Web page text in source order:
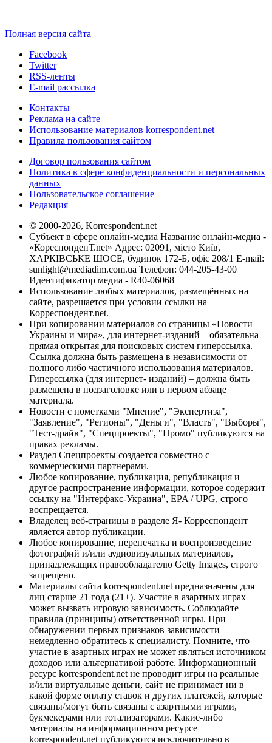
Полная версия сайта
Facebook
Twitter
RSS-ленты
E-mail рассылка
Контакты
Реклама на сайте
Использование материалов korrespondent.net
Правила пользования сайтом
Договор пользования сайтом
Политика в сфере конфиденциальности и персональных
данных
Пользовательское соглашение
Редакция
© 2000-2026, Korrespondent.net
Субъект в сфере онлайн-медиа Название онлайн-медиа -
«КореспонденТ.net» Адрес: 02091, місто Київ,
ХАРКІВСЬКЕ ШОСЕ, будинок 172-Б, офіс 208/1 E-mail:
sunlight@mediadim.com.ua Телефон: 044-205-43-00
Идентификатор медиа - R40-06068
Использование любых материалов, размещённых на
сайте, разрешается при условии ссылки на
Корреспондент.net.
При копировании материалов со страницы «Новости
Украины и мира», для интернет-изданий – обязательна
прямая открытая для поисковых систем гиперссылка.
Ссылка должна быть размещена в независимости от
полного либо частичного использования материалов.
Гиперссылка (для интернет- изданий) – должна быть
размещена в подзаголовке или в первом абзаце
материала.
Новости с пометками "Мнение", "Экспертиза",
"Заявление", "Регионы", "Деньги", "Власть", "Выборы",
"Тест-драйв", "Спецпроекты", "Промо" публикуются на
правах рекламы.
Раздел Спецпроекты создается совместно с
коммерческими партнерами.
Любое копирование, публикация, републикация и
другое распространение информации, которое содержит
ссылку на "Интерфакс-Украина", EPA / UPG, строго
воспрещается.
Владелец веб-страницы в разделе Я- Корреспондент
является автор публикации.
Любое копирование, перепечатка и воспроизведение
фотографий и/или аудиовизуальных материалов,
принадлежащих правообладателю Getty Images, строго
запрещено.
Материалы сайта korrespondent.net предназначены для
лиц старше 21 года (21+). Участие в азартных играх
может вызвать игровую зависимость. Соблюдайте
правила (принципы) ответственной игры. При
обнаружении первых признаков зависимости
немедленно обратитесь к специалисту. Помните, что
участие в азартных играх не может являться источником
доходов или альтернативой работе. Информационный
ресурс korrespondent.net не проводит игры на реальные
и/или виртуальные деньги, сайт не принимает ни в
какой форме оплату ставок и других платежей, которые
связаны/могут быть связаны с азартными играми,
букмекерами или тотализаторами. Какие-либо
материалы на информационном ресурсе
korrespondent.net публикуются исключительно в